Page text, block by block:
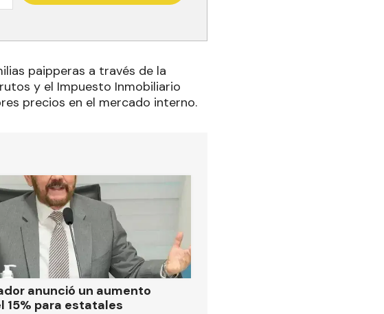
paipperas a través de la
y el Impuesto Inmobiliario
precios en el mercado interno.
anunció un aumento
15% para estatales